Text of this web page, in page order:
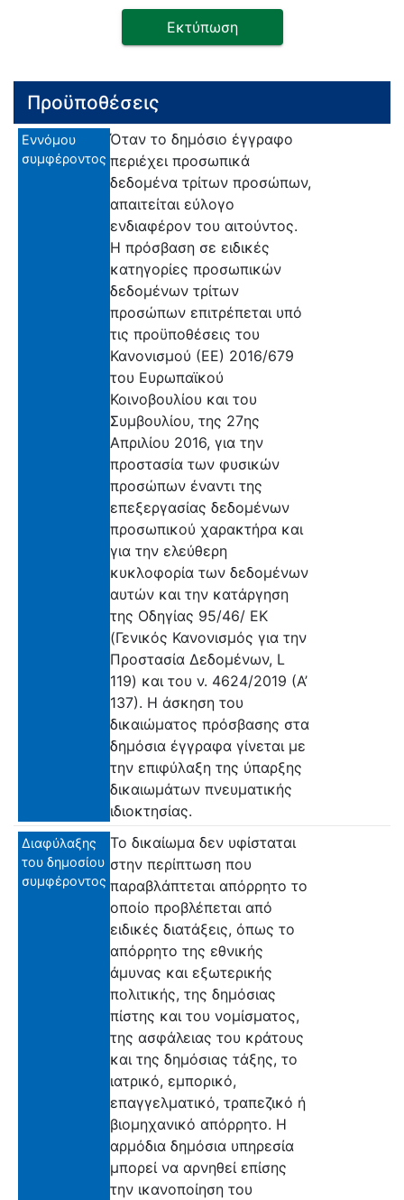
Εκτύπωση
Προϋποθέσεις
Εννόμου
συμφέροντος
Όταν το δημόσιο έγγραφο
περιέχει προσωπικά
δεδομένα τρίτων προσώπων,
απαιτείται εύλογο
ενδιαφέρον του αιτούντος.
Η πρόσβαση σε ειδικές
κατηγορίες προσωπικών
δεδομένων τρίτων
προσώπων επιτρέπεται υπό
τις προϋποθέσεις του
Κανονισμού (ΕΕ) 2016/679
του Ευρωπαϊκού
Κοινοβουλίου και του
Συμβουλίου, της 27ης
Απριλίου 2016, για την
προστασία των φυσικών
προσώπων έναντι της
επεξεργασίας δεδομένων
προσωπικού χαρακτήρα και
για την ελεύθερη
κυκλοφορία των δεδομένων
αυτών και την κατάργηση
της Οδηγίας 95/46/ ΕΚ
(Γενικός Κανονισμός για την
Προστασία Δεδομένων, L
119) και του ν. 4624/2019 (Α’
137). Η άσκηση του
δικαιώματος πρόσβασης στα
δημόσια έγγραφα γίνεται με
την επιφύλαξη της ύπαρξης
δικαιωμάτων πνευματικής
ιδιοκτησίας.
Διαφύλαξης
του δημοσίου
συμφέροντος
Το δικαίωμα δεν υφίσταται
στην περίπτωση που
παραβλάπτεται απόρρητο το
οποίο προβλέπεται από
ειδικές διατάξεις, όπως το
απόρρητο της εθνικής
άμυνας και εξωτερικής
πολιτικής, της δημόσιας
πίστης και του νομίσματος,
της ασφάλειας του κράτους
και της δημόσιας τάξης, το
ιατρικό, εμπορικό,
επαγγελματικό, τραπεζικό ή
βιομηχανικό απόρρητο. Η
αρμόδια δημόσια υπηρεσία
μπορεί να αρνηθεί επίσης
την ικανοποίηση του